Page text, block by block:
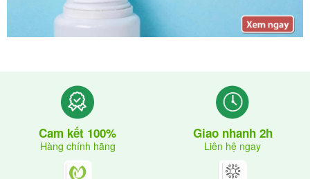
Cam kết 100%
Hàng chính hãng
Giao nhanh 2h
Liên hệ ngay